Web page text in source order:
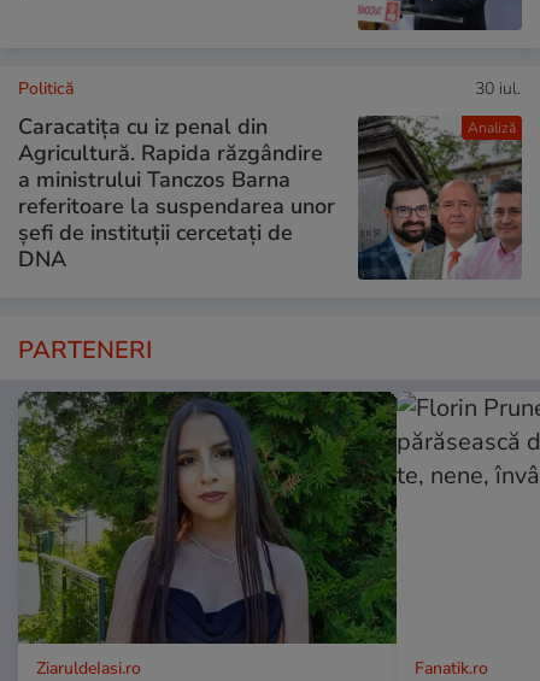
Analiză
Politică 30 iul.
Caracatița cu iz penal din
Agricultură. Rapida răzgândire
a ministrului Tanczos Barna
referitoare la suspendarea unor
șefi de instituții cercetați de
DNA
PARTENERI
ZiaruldeIasi.ro Fanatik.ro